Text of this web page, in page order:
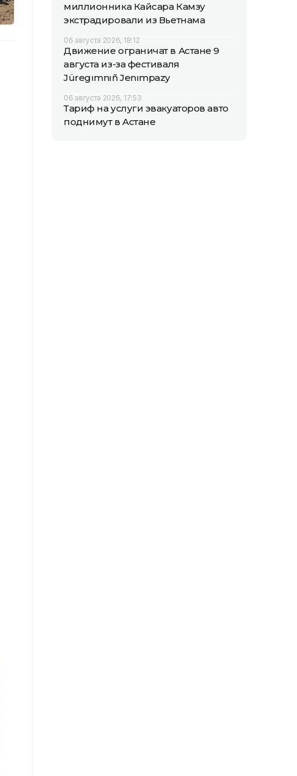
миллионника Кайсара Камзу
экстрадировали из Вьетнама
06 августа 2026, 18:12
Движение ограничат в Астане 9
августа из-за фестиваля
Jüregımnıñ Jenımpazy
06 августа 2026, 17:53
Тариф на услуги эвакуаторов авто
поднимут в Астане